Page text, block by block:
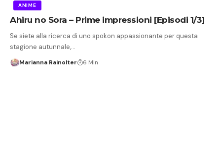
ANIME
Ahiru no Sora – Prime impressioni [Episodi 1/3]
Se siete alla ricerca di uno spokon appassionante per questa
stagione autunnale,…
Marianna Rainolter 6 Min